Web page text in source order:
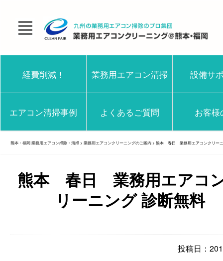
経費削減！ 業務用エアコン清掃 設備サ
エアコン清掃事例 よくあるご質問 お客様
熊本・福岡 業務用エアコン掃除・清掃 > 業務用エアコンクリーニングのご案内 > 熊本 春日 業務用エアコンクリー
熊本 春日 業務用エアコ
リーニング 診断無料
投稿日：